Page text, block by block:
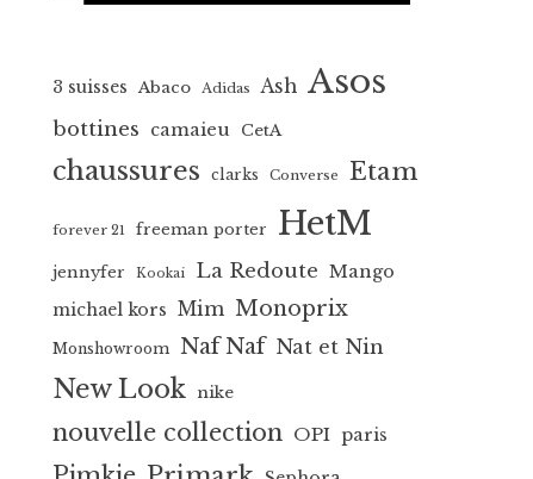
3 suisses Abaco Adidas Ash Asos
bottines camaieu CetA
chaussures clarks Converse Etam
forever 21 freeman porter HetM
jennyfer Kookai La Redoute Mango
michael kors Mim Monoprix
Monshowroom Naf Naf Nat et Nin
New Look nike
nouvelle collection OPI paris